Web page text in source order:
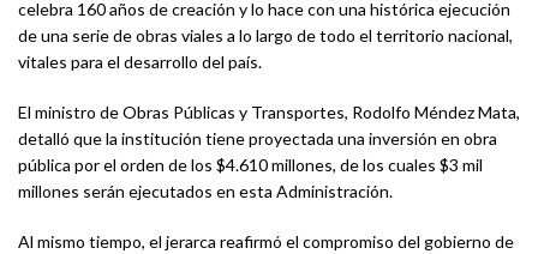
celebra 160 años de creación y lo hace con una histórica ejecución
de una serie de obras viales a lo largo de todo el territorio nacional,
vitales para el desarrollo del país.
El ministro de Obras Públicas y Transportes, Rodolfo Méndez Mata,
detalló que la institución tiene proyectada una inversión en obra
pública por el orden de los $4.610 millones, de los cuales $3 mil
millones serán ejecutados en esta Administración.
Al mismo tiempo, el jerarca reafirmó el compromiso del gobierno de